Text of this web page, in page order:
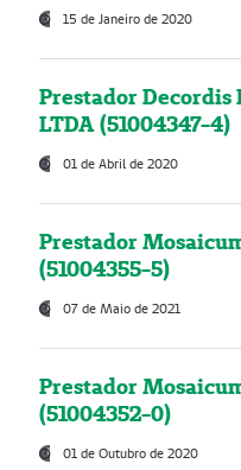
15 de Janeiro de 2020
Prestador Decordis
LTDA (51004347-4)
01 de Abril de 2020
Prestador
(51004355-5)
07 de Maio de 2021
Prestador
(51004352-0)
01 de Outubro de 2020